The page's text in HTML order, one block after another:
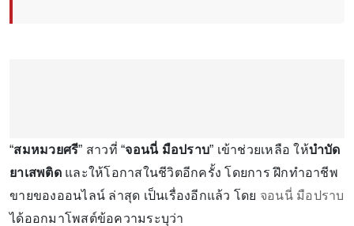
“สมหมวยศรี” สาวที่ “จอนนี่ มือปราบ” เข้าช่วยเหลือ ให้บำบัด
ยาเสพติดและให้โอกาสในชีวิตอีกครั้ง โดยการ ฝึกทำอาชีพ
ขายของออนไลน์ ล่าสุด เป็นเรื่องอีกแล้ว โดย จอนนี่ มือปราบ
ได้ออกมาโพสต์ข้อความระบุว่า